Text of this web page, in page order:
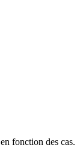
fonction des cas.